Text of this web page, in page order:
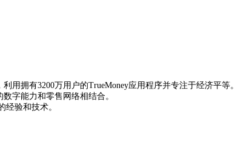
用拥有3200万用户的TrueMoney应用程序并专注于经济平等。
字能力和零售网络相结合。
经验和技术。